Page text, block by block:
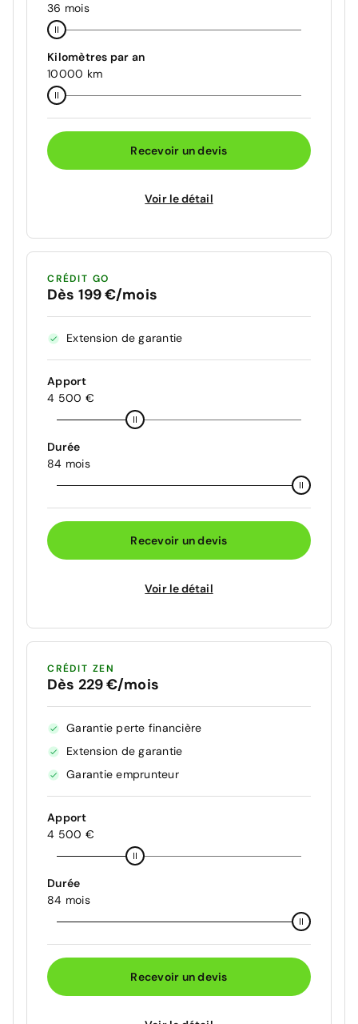
36 mois
Kilomètres par an
10000 km
Recevoir un devis
Voir le détail
CRÉDIT GO
Dès 199 €/mois
Extension de garantie
Apport
4 500 €
Durée
84 mois
Recevoir un devis
Voir le détail
CRÉDIT ZEN
Dès 229 €/mois
Garantie perte financière
Extension de garantie
Garantie emprunteur
Apport
4 500 €
Durée
84 mois
Recevoir un devis